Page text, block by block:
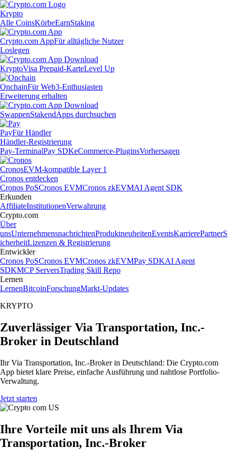
Krypto
Alle CoinsKörbeEarnStaking
Crypto.com AppFür alltägliche Nutzer
Loslegen
KryptoVisa Prepaid-KarteLevel Up
OnchainFür Web3-Enthusiasten
Erweiterung erhalten
SwappenStakendApps durchsuchen
PayFür Händler
Händler-Registrierung
Pay-TerminalPay SDKeCommerce-PluginsVorhersagen
CronosEVM-kompatible Layer 1
Cronos entdecken
Cronos PoSCronos EVMCronos zkEVMAI Agent SDK
Erkunden
AffiliateInstitutionenVerwahrung
Crypto.com
Über
unsUnternehmensnachrichtenProduktneuheitenEventsKarrierePartnerS
icherheitLizenzen & Registrierung
Entwickler
Cronos PoSCronos EVMCronos zkEVMPay SDKAI Agent
SDKMCP ServersTrading Skill Repo
Lernen
LernenBitcoinForschungMarkt-Updates
KRYPTO
Zuverlässiger Via Transportation, Inc.-
Broker in Deutschland
Ihr Via Transportation, Inc.-Broker in Deutschland: Die Crypto.com
App bietet klare Preise, einfache Ausführung und nahtlose Portfolio-
Verwaltung.
Jetzt starten
Ihre Vorteile mit uns als Ihrem Via
Transportation, Inc.-Broker